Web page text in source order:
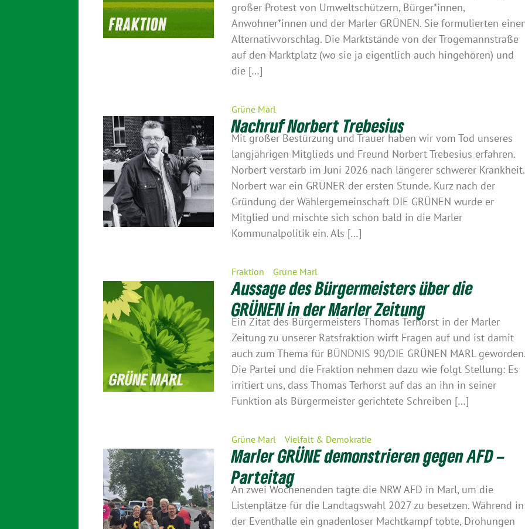
großer Protest von Umweltschützern, Bürger*innen,
Anwohner*innen und der Marler GRÜNEN. Sie formulierten
Alternativvorschlag. Die Marktstände von der Trogemannstraße
auf den Marktplatz (wo sie ja eigentlich auch hingehören) und
die […]
Grüne Marl
Nachruf Norbert Trebesius
Mit großer Bestürzung und Trauer haben wir vom Tod unseres
langjährigen Mitglieds und Freund Norbert Trebesius erfahren.
Norbert verstarb im Juni 2026 nach längerer schwerer Krankheit.
Norbert war ein GRÜNER der ersten Stunde. Kurz nach der
Gründung der Wählergemeinschaft DIE GRÜNEN wurde er
Mitglied und mischte sich schon bald in die Marler
Kommunalpolitik ein. Als […]
Fraktion Grüne Marl
Aussage des Bürgermeisters über die
GRÜNEN in der Marler Zeitung
Ein Zitat des Bürgermeisters Thomas Terhorst in der Marler
Zeitung zu unserer Ratsfraktion wirft Fragen auf und ist damit
auch zum Thema für BÜNDNIS 90/DIE GRÜNEN MARL
Die Partei und die Fraktion nehmen dazu wie folgt Stellung: Es
irritiert uns, dass Thomas Terhorst auf das an ihn in seiner
Funktion als Bürgermeister gerichtete Schreiben […]
Grüne Marl Vielfalt & Demokratie
Marler GRÜNE demonstrieren gegen AFD –
Parteitag
An zwei Wochenenden tagte die NRW AFD in Marl, um die
Listenplätze für die Landtagswahl 2027 zu besetzen. Während in
der Eventhalle ein gnadenloser Machtkampf tobte, Drohungen